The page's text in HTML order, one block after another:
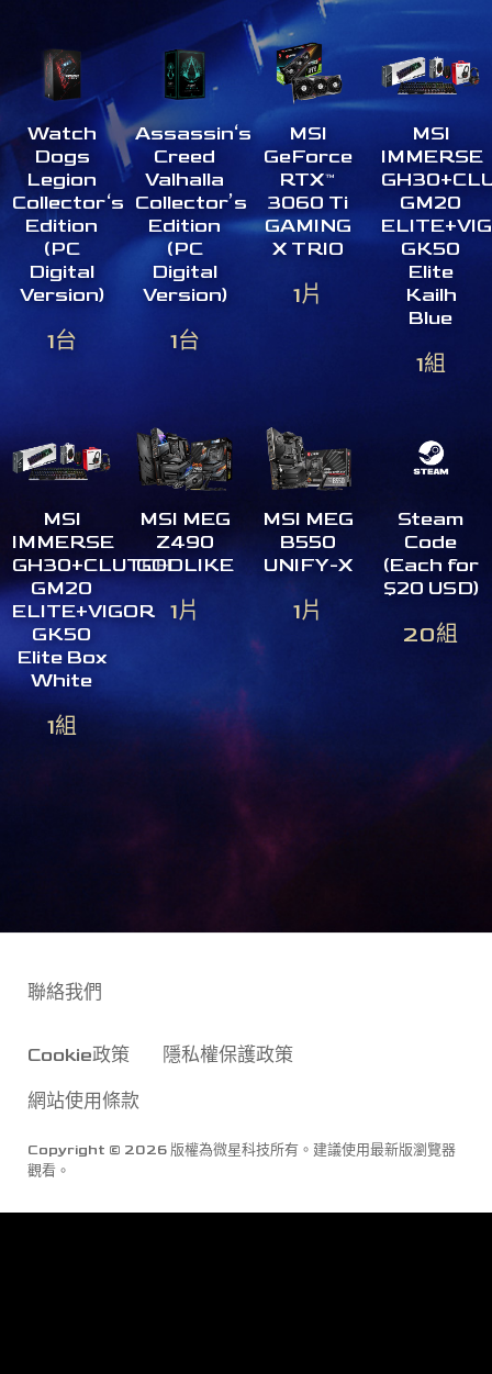
Watch
Dogs
Legion
Collector‘s
Edition
(PC
Digital
Version)
1台
Assassin‘s
Creed
Valhalla
Collector’s
Edition
(PC
Digital
Version)
1台
MSI
GeForce
RTX™
3060 Ti
GAMING
X TRIO
1片
MSI
IMMERSE
GM20
GK50
Elite
Kailh
Blue
1組
MSI
IMMERSE
GH30+CLUTCH
GM20
ELITE+VIGOR
GK50
Elite Box
White
1組
MSI MEG
Z490
GODLIKE
1片
MSI MEG
B550
UNIFY-X
1片
Steam
Code
(Each for
$20 USD)
20組
Copyright © 2026 版權為微星科技所有。建議使用最新版瀏覽器
觀看。
Cookie政策 隱私權保護政策
網站使用條款
聯絡我們